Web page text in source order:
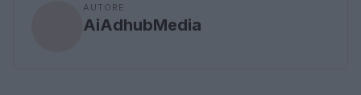
AUTORE
AiAdhubMedia